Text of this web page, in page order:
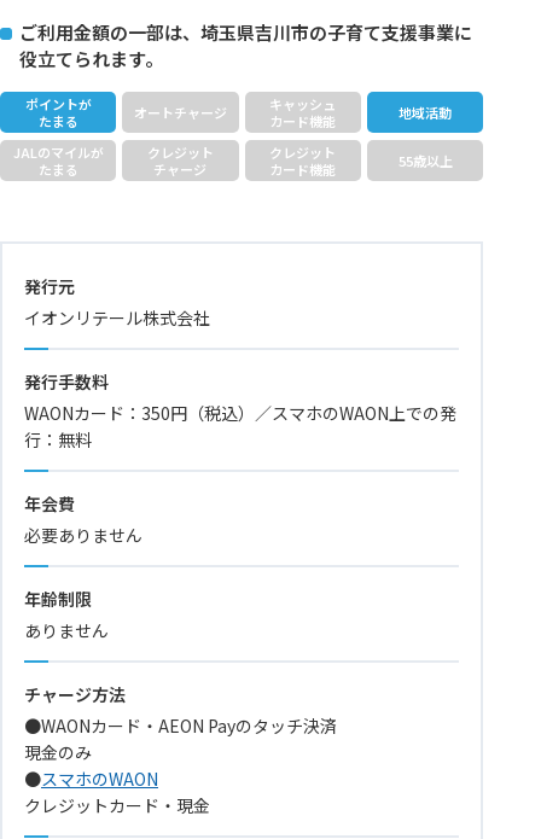
ご利用金額の一部は、埼玉県吉川市の子育て支援事業に
役立てられます。
ポイントが
たまる
オートチャージ
キャッシュ
カード機能
地域活動
JALのマイルが
たまる
クレジット
チャージ
クレジット
カード機能
55歳以上
発行元
イオンリテール株式会社
発行手数料
WAONカード：350円（税込）／スマホのWAON上での発
行：無料
年会費
必要ありません
年齢制限
ありません
チャージ方法
●WAONカード・AEON Payのタッチ決済
現金のみ
●スマホのWAON
クレジットカード・現金